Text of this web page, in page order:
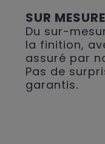
SUR MESURE
Du sur-
la finition,
assuré par
Pas de
garantis.